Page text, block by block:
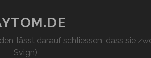
lässt darauf schliessen, dass sie
Svign)